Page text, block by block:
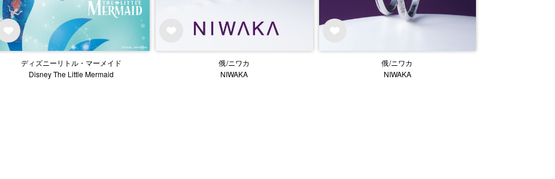
ディズニーリトル・マーメイド
Disney The Little Mermaid
俄/ニワカ
NIWAKA
俄/ニワカ
NIWAKA